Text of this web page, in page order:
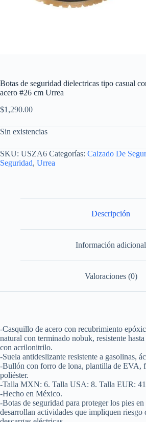
Botas de seguridad dielectricas tipo casual
acero #26 cm Urrea
$1,290.00
Sin existencias
SKU: USZA6 Categorías: Calzado De
Seguridad, Urrea
Descripción
Información adicional
Valoraciones (0)
-Casquillo de acero con recubrimiento
natural con terminado nobuk, resistente
con acrilonitrilo.
-Suela antideslizante resistente a gasolinas,
-Bullón con forro de lona, plantilla de EVA,
poliéster.
-Talla MXN: 6. Talla USA: 8. Talla EUR:
-Hecho en México.
-Botas de seguridad para proteger los pies
desarrollan actividades que impliquen riesgo